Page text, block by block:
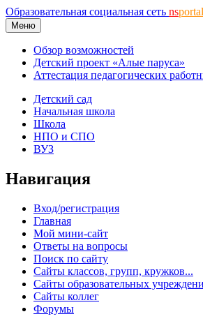
Образовательная социальная сеть ns
Меню
Обзор возможностей
Детский проект «Алые паруса»
Аттестация педагогических
Детский сад
Начальная школа
Школа
НПО и СПО
ВУЗ
Навигация
Вход/регистрация
Главная
Мой мини-сайт
Ответы на вопросы
Поиск по сайту
Сайты классов, групп, кружков...
Сайты образовательных
Сайты коллег
Форумы